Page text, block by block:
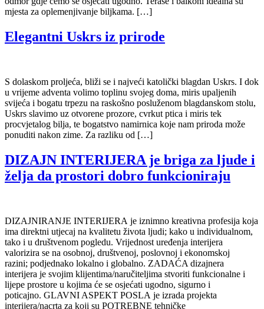
mjesta za oplemenjivanje biljkama. […]
Elegantni Uskrs iz prirode
S dolaskom proljeća, bliži se i najveći katolički blagdan Uskrs. I dok
u vrijeme adventa volimo toplinu svojeg doma, miris upaljenih
svijeća i bogatu trpezu na raskošno posluženom blagdanskom stolu,
Uskrs slavimo uz otvorene prozore, cvrkut ptica i miris tek
procvjetalog bilja, te bogatstvo namirnica koje nam priroda može
ponuditi nakon zime. Za razliku od […]
DIZAJN INTERIJERA je briga za ljude i
želja da prostori dobro funkcioniraju
DIZAJNIRANJE INTERIJERA je iznimno kreativna profesija koja
ima direktni utjecaj na kvalitetu života ljudi; kako u individualnom,
tako i u društvenom pogledu. Vrijednost uređenja interijera
valorizira se na osobnoj, društvenoj, poslovnoj i ekonomskoj
razini; podjednako lokalno i globalno. ZADAĆA dizajnera
interijera je svojim klijentima/naručiteljima stvoriti funkcionalne i
lijepe prostore u kojima će se osjećati ugodno, sigurno i
poticajno. GLAVNI ASPEKT POSLA je izrada projekta
interijera/nacrta za koji su POTREBNE tehničke